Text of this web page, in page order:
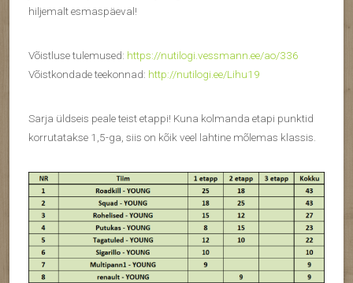
hiljemalt esmaspäeval!
Võistluse tulemused: https://nutilogi.vessmann.ee/ao/336
Võistkondade teekonnad: http://nutilogi.ee/Lihu19
Sarja üldseis peale teist etappi! Kuna kolmanda etapi punktid
korrutatakse 1,5-ga, siis on kõik veel lahtine mõlemas klassis.